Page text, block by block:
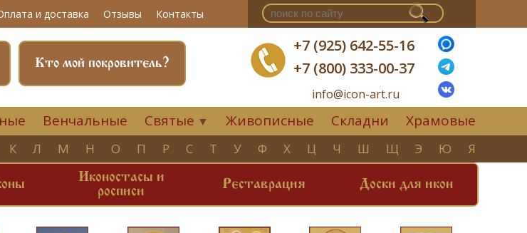
и доставка Отзывы Контакты
+7 (925) 642-55-16
+7 (800) 333-00-37
info@icon-art.ru
Кто мой покровитель?
Венчальные Святые ▼ Живописные Складни Храмовые
К Л М Н О П Р С Т У Ф Х Ц Ч Ш Щ Э Ю Я
Иконостасы и
росписи
Реставрация Доски для икон